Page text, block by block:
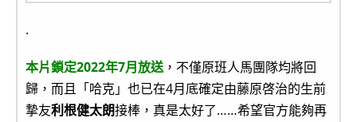
.
本片鎖定2022年7月放送，不僅原班人馬團隊均將回
歸，而且「哈克」也已在4月底確定由藤原啓治的生前
摯友利根健太朗接棒，真是太好了……希望官方能夠再